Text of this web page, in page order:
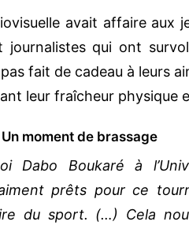
avait affaire aux
journalistes qui ont
fait de cadeau à leurs
leur fraîcheur physique
Un moment de brassage
Dabo Boukaré à
prêts pour ce
du sport. (…) Cela